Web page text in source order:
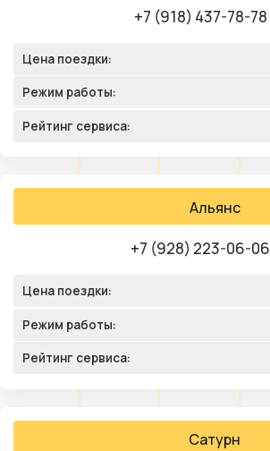
+7 (918) 437-78-78
Цена поездки:
Режим работы:
Рейтинг сервиса:
Альянс
+7 (928) 223-06-06
Цена поездки:
Режим работы:
Рейтинг сервиса:
Сатурн